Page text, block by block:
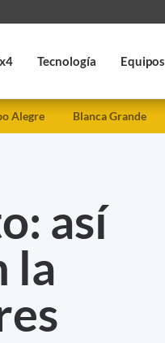
Tecnología Equipos
Alegre Blanca Grande
así
la